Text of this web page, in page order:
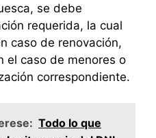
se debe
requerida, la cual
caso de renovación,
el caso de menores o
correspondiente.
Todo lo que